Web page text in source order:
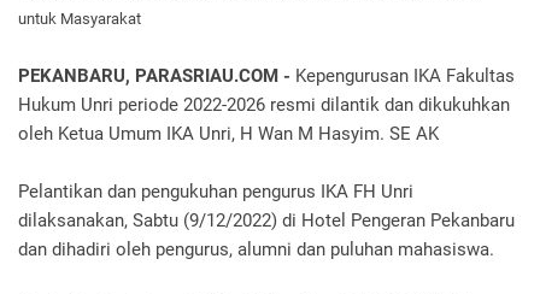
untuk Masyarakat
PEKANBARU, PARASRIAU.COM - Kepengurusan IKA Fakultas
Hukum Unri periode 2022-2026 resmi dilantik dan dikukuhkan
oleh Ketua Umum IKA Unri, H Wan M Hasyim. SE AK
Pelantikan dan pengukuhan pengurus IKA FH Unri
dilaksanakan, Sabtu (9/12/2022) di Hotel Pengeran Pekanbaru
dan dihadiri oleh pengurus, alumni dan puluhan mahasiswa.